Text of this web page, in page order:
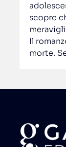
scopre
Il
morte.